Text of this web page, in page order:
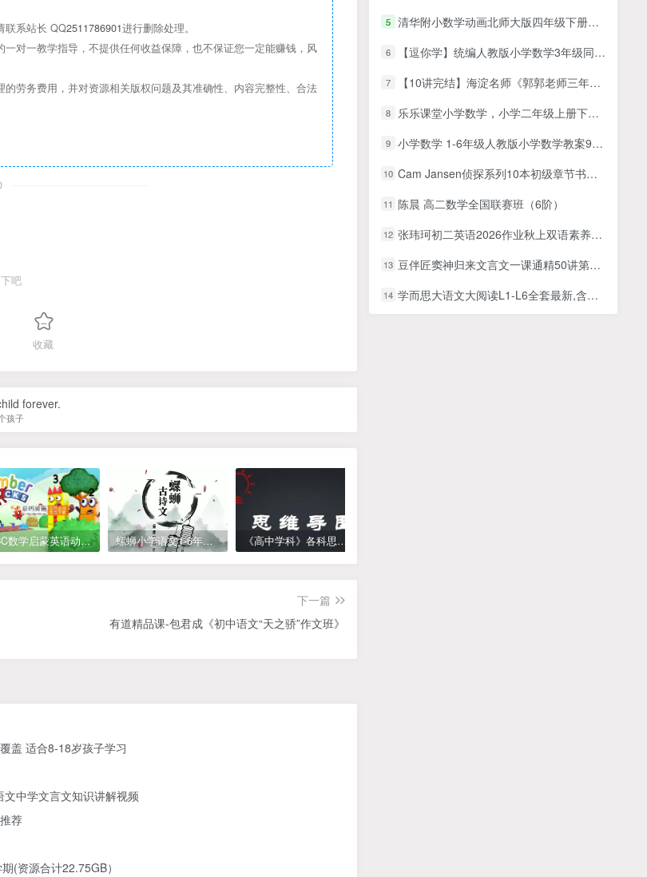
联系站长 QQ2511786901进行删除处理。
对一教学指导，不提供任何收益保障，也不保证您一定能赚钱，风
劳务费用，并对资源相关版权问题及其准确性、内容完整性、合法
吧
收藏
forever.
孩子
BBC数学启蒙英语动画Numberblocks数字积木，全七季共161集，1080P高清视频带英文字幕 螺蛳小学语文1-6年级《小学古诗文》课程视频 《高中学科》各科思维导图
下一篇
有道精品课-包君成《初中语文“天之骄”作文班》
盖 适合8-18岁孩子学习
文中学文言文知识讲解视频
荐
(资源合计22.75GB）
5 清华附小数学动画北师大版四年级下册（27集MP4动画视频完整版）
6 【逗你学】统编人教版小学数学3年级同步学
7 【10讲完结】海淀名师《郭郭老师三年级阅读理解》十周特训班网课MP4视频课程+PDF文档
8 乐乐课堂小学数学，小学二年级上册下册通用版教材同步课堂+二年级奥数课程视频
9 小学数学 1-6年级人教版小学数学教案97套 小学教师可参考
10 Cam Jansen侦探系列10本初级章节书（PDF+MP3），6-10岁适用
11 陈晨 高二数学全国联赛班（6阶）
12 张玮珂初二英语2026作业秋上双语素养自主学习·TY·S5期网课视频
13 豆伴匠窦神归来文言文一课通精50讲第一季（四年级-初三）全套视频+资料
14 学而思大语文大阅读L1-L6全套最新,含视频+课件+资料